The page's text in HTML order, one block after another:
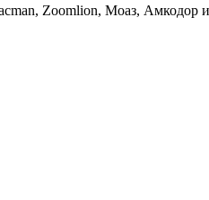
Zoomlion, Моаз, Амкодор